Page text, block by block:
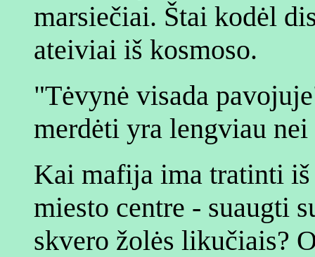
marsiečiai. Štai kodėl
ateiviai iš kosmoso.
"Tėvynė visada
merdėti yra lengviau
Kai mafija ima tratinti
miesto centre - suaugti
skvero žolės likučiais?